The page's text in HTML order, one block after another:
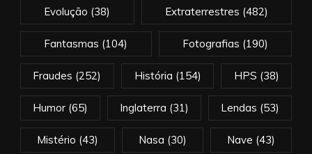
Evolução (38) Extraterrestres (482)
Fantasmas (104) Fotografias (190)
Fraudes (252) História (154) HPS (38)
Humor(65) Inglaterra (31) Lendas (53)
Mistério (43) Nasa (30) Nave (43)